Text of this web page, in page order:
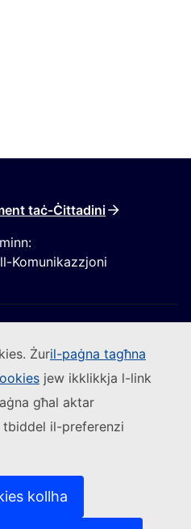
Żuril-paġna tagħna
jew ikklikkja l-link
għal aktar
il-preferenzi
kollha
taċ-Ċittadini
Komunikazzjoni
IT
(Link esterna)